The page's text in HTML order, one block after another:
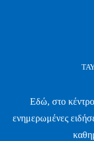
Εδώ, στο
ενημερωμένες